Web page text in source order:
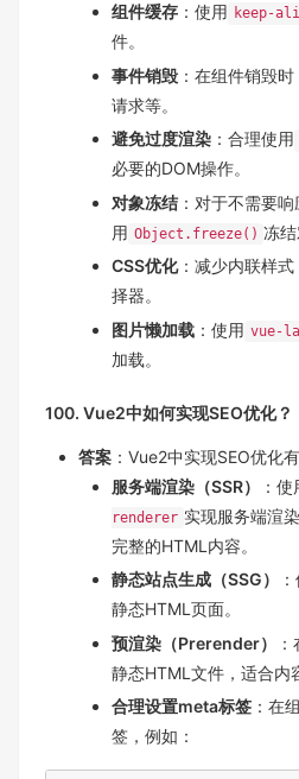
组件缓存 ：使用 keep-
件。
事件销毁 ：在组件销毁
请求等。
避免过度渲染 ：合理使用
必要的DOM操作。
对象冻结 ：对于不需要
用 Object.freeze() 冻结
CSS优化：减少内联样
择器。
图片懒加载 ：使用 vue-
加载。
100. Vue2中如何实现SEO优化？
答案 ：Vue2中实现SEO优化
服务端渲染（SSR）
：使
renderer 实现服务端渲
完整的HTML内容。
静态站点生成（SSG）
静态HTML页面。
预渲染（Prerender）
静态HTML文件，适合内
合理设置meta标签 ：在
签，例如：